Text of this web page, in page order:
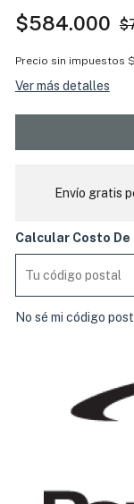
$584.000
Precio sin impuestos
Ver más detalles
Envío gratis
Calcular Costo De
No sé mi código